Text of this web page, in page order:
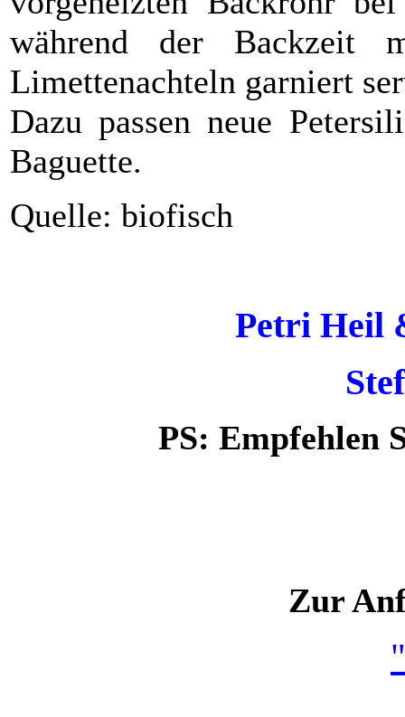
während der Backzeit
Limettenachteln garniert
Dazu passen neue
Baguette.
Quelle: biofisch
Petri Heil
PS: Empfehlen
Zur